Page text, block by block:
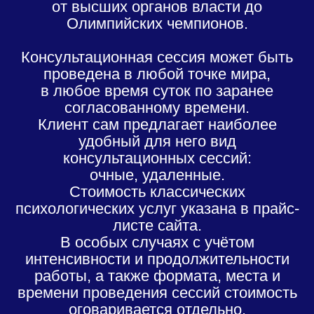
от высших органов власти до
Олимпийских чемпионов.
Консультационная сессия может быть
проведена в любой точке мира,
в любое время суток по заранее
согласованному времени.
Клиент сам предлагает наиболее
удобный для него вид
консультационных сессий:
очные, удаленные.
Стоимость классических
психологических услуг указана в прайс-
листе сайта.
В особых случаях с учётом
интенсивности и продолжительности
работы, а также формата, места и
времени проведения сессий стоимость
оговаривается отдельно.